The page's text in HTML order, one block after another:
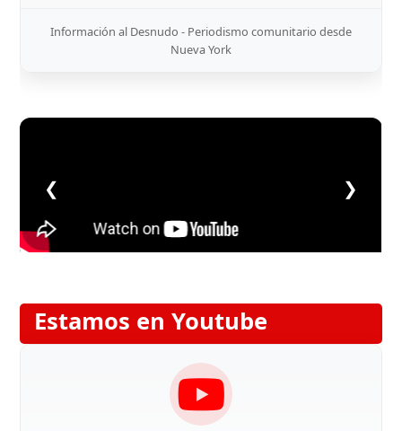
Información al Desnudo - Periodismo comunitario desde
Nueva York
❮ ❯
Estamos en Youtube